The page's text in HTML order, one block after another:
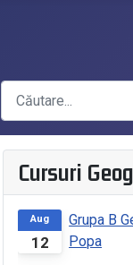
Căutare
Cursuri
12
Aug
Grupa B
Popa